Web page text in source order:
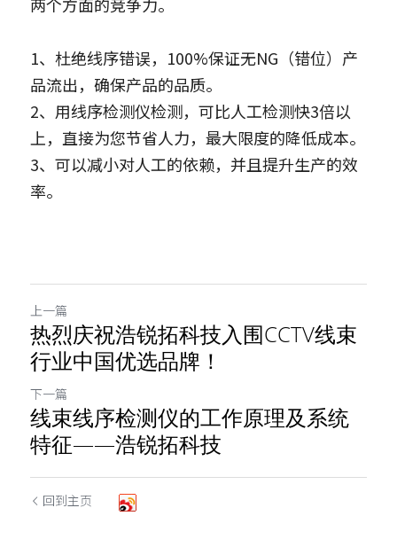
1、杜绝线序错误，100%保证无NG（错位）产
品流出，确保产品的品质。
2、用线序检测仪检测，可比人工检测快3倍以
上，直接为您节省人力，最大限度的降低成本。
3、可以减小对人工的依赖，并且提升生产的效
率。
上一篇
热烈庆祝浩锐拓科技入围CCTV线束
行业中国优选品牌！
下一篇
线束线序检测仪的工作原理及系统
特征——浩锐拓科技
回到主页